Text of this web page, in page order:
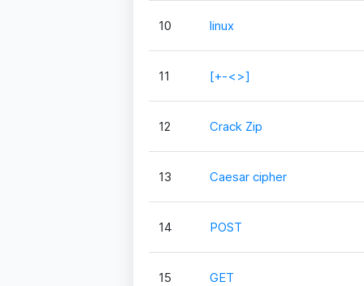
10 linux
11 [+-<>]
12 Crack Zip
13 Caesar cipher
14 POST
15 GET